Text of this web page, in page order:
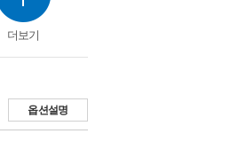
더보기
옵션설명